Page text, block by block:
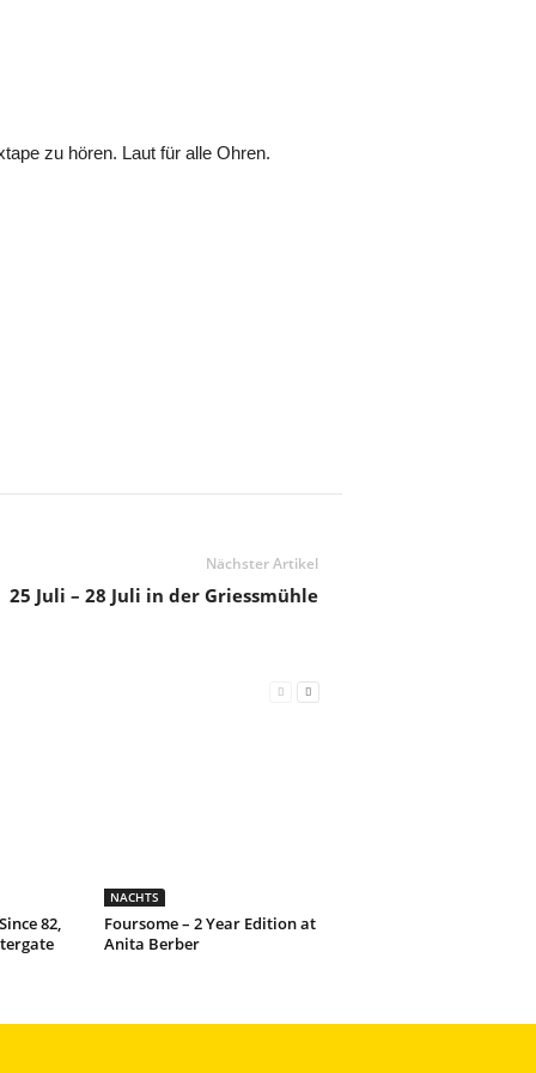
zu hören. Laut für alle Ohren.
Nächster Artikel
25 Juli – 28 Juli in der Griessmühle
82,
NACHTS
Foursome – 2 Year Edition at
Anita Berber